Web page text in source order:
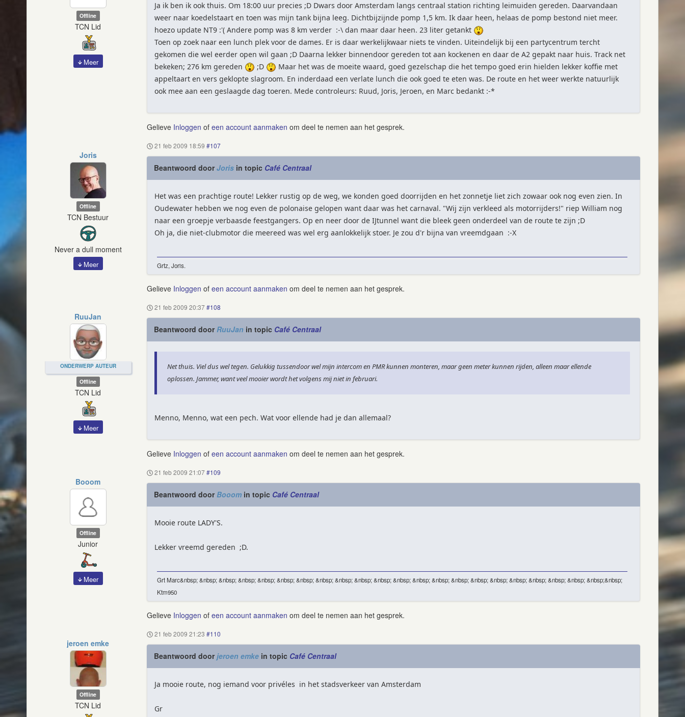
Offline
TCN Lid
Meer
Ja ik ben ik ook thuis. Om 18:00 uur precies ;D Dwars door Amsterdam langs centraal station richting leimuiden gereden. Daarvandaan
weer naar koedelstaart en toen was mijn tank bijna leeg. Dichtbijzijnde pomp 1,5 km. Ik daar heen, helaas de pomp bestond niet meer.
hoezo update NT9 :'( Andere pomp was 8 km verder :-\ dan maar daar heen. 23 liter getankt
Toen op zoek naar een lunch plek voor de dames. Er is daar werkelijkwaar niets te vinden. Uiteindelijk bij een partycentrum tercht
gekomen die wel eerder open wil gaan ;D Daarna lekker binnendoor gereden tot aan kockenen en daar de A2 gepakt naar huis. Track net
bekeken; 276 km gereden
;D
Maar het was de moeite waard, goed gezelschap die het tempo goed erin hielden lekker koffie met
appeltaart en vers geklopte slagroom. En inderdaad een verlate lunch die ook goed te eten was. De route en het weer werkte natuurlijk
ook mee aan een geslaagde dag toeren. Mede controleurs: Ruud, Joris, Jeroen, en Marc bedankt :-*
Gelieve Inloggen of een account aanmaken om deel te nemen aan het gesprek.
Joris
Offline
TCN Bestuur
Never a dull moment
Meer
21 feb 2009 18:59 #107
Beantwoord doorJorisin topic Café Centraal
Het was een prachtige route! Lekker rustig op de weg, we konden goed doorrijden en het zonnetje liet zich zowaar ook nog even zien. In
Oudewater hebben we nog even de polonaise gelopen want daar was het carnaval. "Wij zijn verkleed als motorrijders!" riep William nog
naar een groepje verbaasde feestgangers. Op en neer door de IJtunnel want die bleek geen onderdeel van de route te zijn ;D
Oh ja, die niet-clubmotor die meereed was wel erg aanlokkelijk stoer. Je zou d'r bijna van vreemdgaan :-X
Grtz, Joris.
Gelieve Inloggen of een account aanmaken om deel te nemen aan het gesprek.
RuuJan
ONDERWERP AUTEUR
Offline
TCN Lid
Meer
21 feb 2009 20:37 #108
Beantwoord doorRuuJan in topic Café Centraal
Net thuis. Viel dus wel tegen. Gelukkig tussendoor wel mijn intercom en PMR kunnen monteren, maar geen meter kunnen rijden, alleen maar ellende
oplossen. Jammer, want veel mooier wordt het volgens mij niet in februari.
Menno, Menno, wat een pech. Wat voor ellende had je dan allemaal?
Gelieve Inloggen of een account aanmaken om deel te nemen aan het gesprek.
Booom
Offline
Junior
Meer
21 feb 2009 21:07 #109
Beantwoord doorBooomin topic Café Centraal
Mooie route LADY'S.
Lekker vreemd gereden ;D.
Grt Marc&nbsp; &nbsp; &nbsp; &nbsp; &nbsp; &nbsp; &nbsp; &nbsp; &nbsp; &nbsp; &nbsp; &nbsp; &nbsp; &nbsp; &nbsp; &nbsp; &nbsp; &nbsp; &nbsp; &nbsp; &nbsp; &nbsp;&nbsp;
Ktm950
Gelieve Inloggen of een account aanmaken om deel te nemen aan het gesprek.
jeroen emke
Offline
TCN Lid
21 feb 2009 21:23 #110
Beantwoord doorjeroen emkein topic Café Centraal
Ja mooie route, nog iemand voor privéles in het stadsverkeer van Amsterdam
Gr